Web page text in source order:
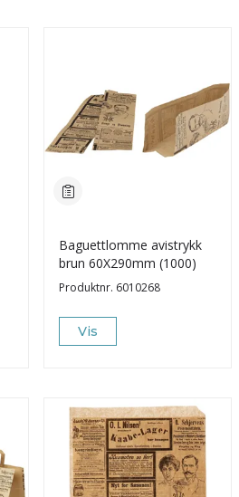
Baguettlomme avistrykk
brun 60X290mm (1000)
Produktnr. 6010268
Vis